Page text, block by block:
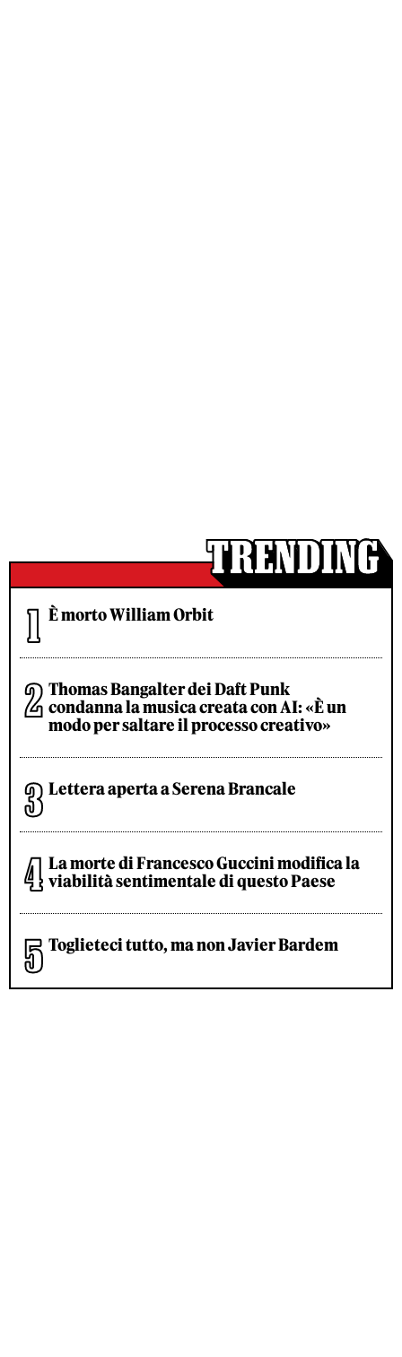
È morto William Orbit
Thomas Bangalter dei Daft Punk
condanna la musica creata con AI: «È un
modo per saltare il processo creativo»
Lettera aperta a Serena Brancale
La morte di Francesco Guccini modifica la
viabilità sentimentale di questo Paese
Toglieteci tutto, ma non Javier Bardem